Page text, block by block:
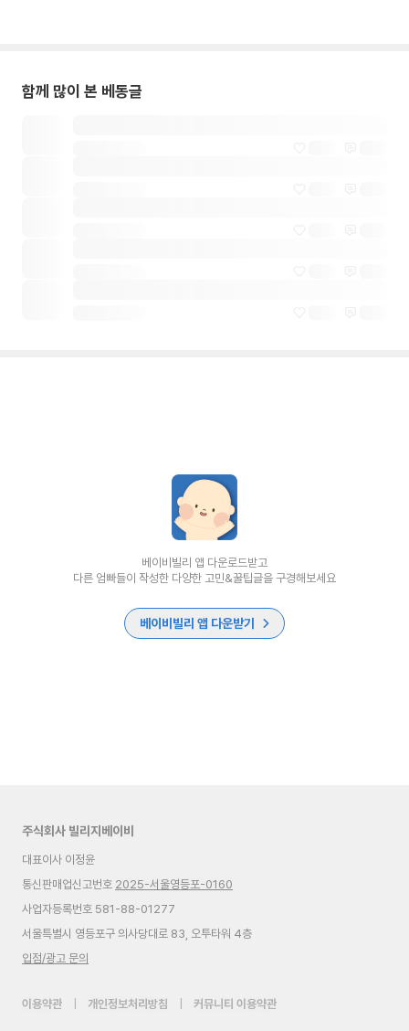
함께 많이 본 베동글
베이비빌리 앱 다운로드받고
다른 엄빠들이 작성한 다양한 고민&꿀팁글을 구경해보세요
베이비빌리 앱 다운받기
주식회사 빌리지베이비
대표이사 이정윤
통신판매업신고번호 2025-서울영등포-0160
사업자등록번호 581-88-01277
서울특별시 영등포구 의사당대로 83, 오투타워 4층
입점/광고 문의
이용약관 개인정보처리방침 커뮤니티 이용약관